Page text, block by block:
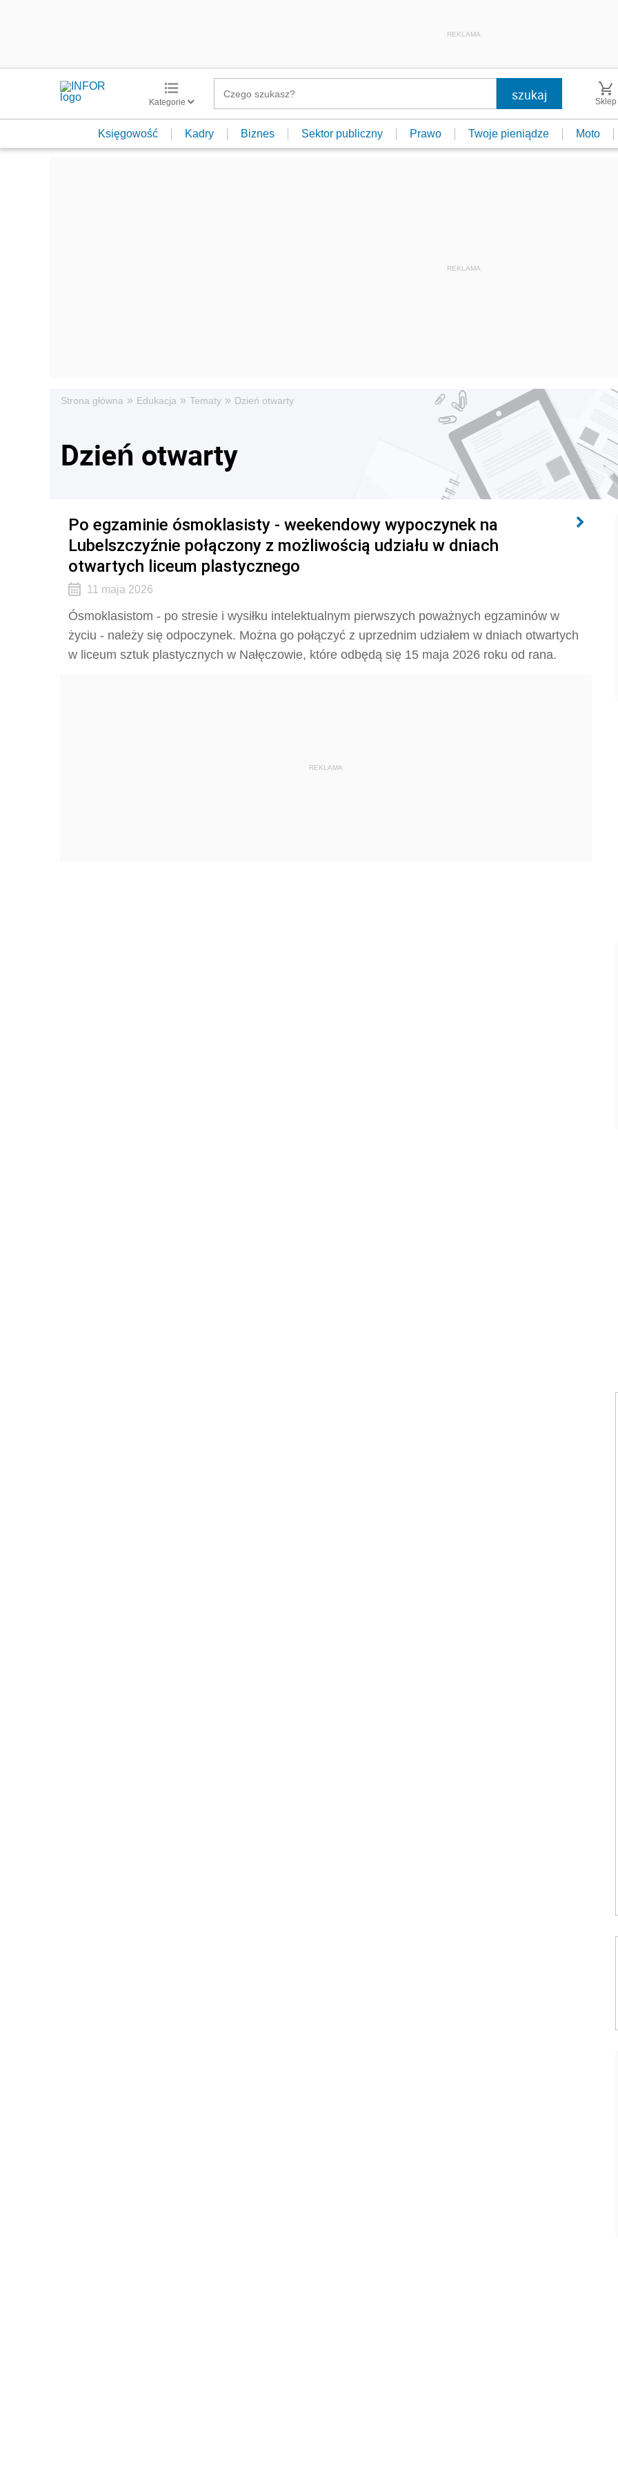
REKLAMA
Kategorie Sklep
Księgowość Kadry Biznes Sektor publiczny Prawo Twoje pieniądze Moto
Strona główna » Edukacja » Tematy » Dzień otwarty
Dzień otwarty
Po egzaminie ósmoklasisty - weekendowy wypoczynek na
Lubelszczyźnie połączony z możliwością udziału w dniach
otwartych liceum plastycznego
11 maja 2026
Ósmoklasistom - po stresie i wysiłku intelektualnym pierwszych poważnych egzaminów w
życiu - należy się odpoczynek. Można go połączyć z uprzednim udziałem w dniach otwartych
w liceum sztuk plastycznych w Nałęczowie, które odbędą się 15 maja 2026 roku od rana.
REKLAMA